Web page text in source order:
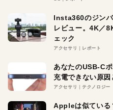
Insta360のジン
レビュー。4K／
ェック
アクセサリ レポート
あなたのUSB-C
充電できない原
アクセサリ テクノロジー
Appleは似ている